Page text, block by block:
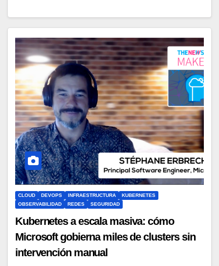
CLOUD DEVOPS INFRAESTRUCTURA
KUBERNETES
OBSERVABILIDAD
REDES SEGURIDAD
Kubernetes a escala masiva: cómo
Microsoft gobierna miles de clusters sin
intervención manual